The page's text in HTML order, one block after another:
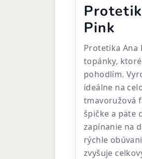
Pink
Protetika Ana
topánky,
pohodlím.
ideálne na
tmavoružová
špičke a päte
zapínanie na
rýchle
zvyšuje